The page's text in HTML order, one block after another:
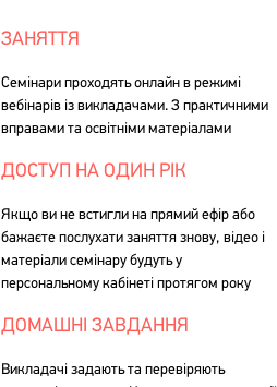
ЗАНЯТТЯ
Семінари проходять онлайн в режимі
вебінарів із викладачами. З практичними
вправами та освітніми матеріалами
ДОСТУП НА ОДИН РІК
Якщо ви не встигли на прямий ефір або
бажаєте послухати заняття знову, відео і
матеріали семінару будуть у
персональному кабінеті протягом року
ДОМАШНІ ЗАВДАННЯ
Викладачі задають та перевіряють